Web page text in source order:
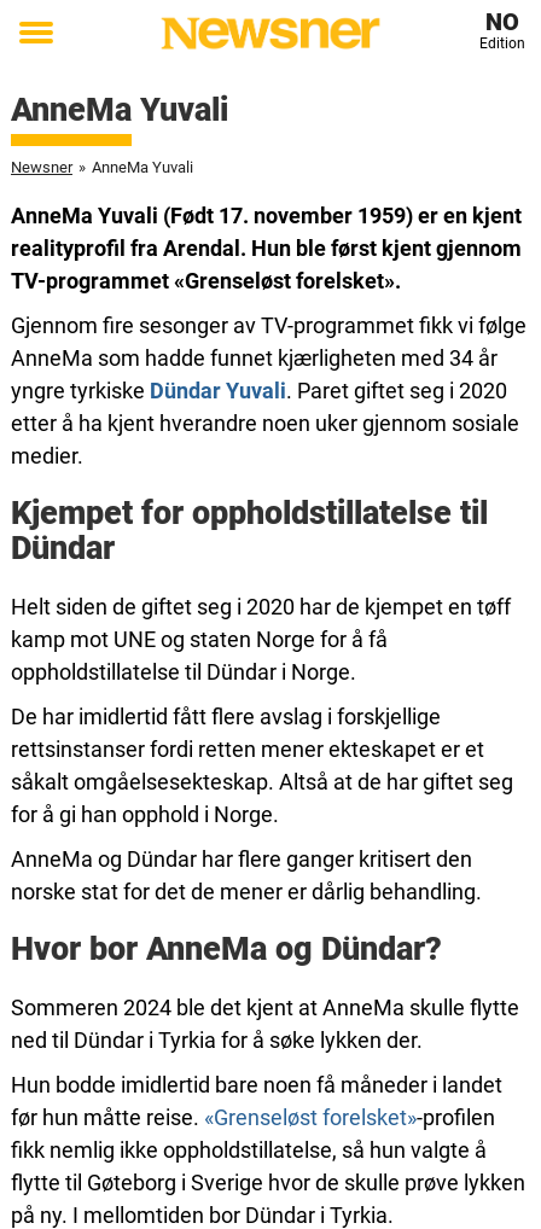
Toggle
NO
Edition
AnneMa Yuvali
Newsner » AnneMa Yuvali
AnneMa Yuvali (Født 17. november 1959) er en kjent
realityprofil fra Arendal. Hun ble først kjent gjennom
TV-programmet «Grenseløst forelsket».
Gjennom fire sesonger av TV-programmet fikk vi følge
AnneMa som hadde funnet kjærligheten med 34 år
yngre tyrkiske Dündar Yuvali. Paret giftet seg i 2020
etter å ha kjent hverandre noen uker gjennom sosiale
medier.
Kjempet for oppholdstillatelse til
Dündar
Helt siden de giftet seg i 2020 har de kjempet en tøff
kamp mot UNE og staten Norge for å få
oppholdstillatelse til Dündar i Norge.
De har imidlertid fått flere avslag i forskjellige
rettsinstanser fordi retten mener ekteskapet er et
såkalt omgåelsesekteskap. Altså at de har giftet seg
for å gi han opphold i Norge.
AnneMa og Dündar har flere ganger kritisert den
norske stat for det de mener er dårlig behandling.
Hvor bor AnneMa og Dündar?
Sommeren 2024 ble det kjent at AnneMa skulle flytte
ned til Dündar i Tyrkia for å søke lykken der.
Hun bodde imidlertid bare noen få måneder i landet
før hun måtte reise. «Grenseløst forelsket»-profilen
fikk nemlig ikke oppholdstillatelse, så hun valgte å
flytte til Gøteborg i Sverige hvor de skulle prøve lykken
på ny. I mellomtiden bor Dündar i Tyrkia.